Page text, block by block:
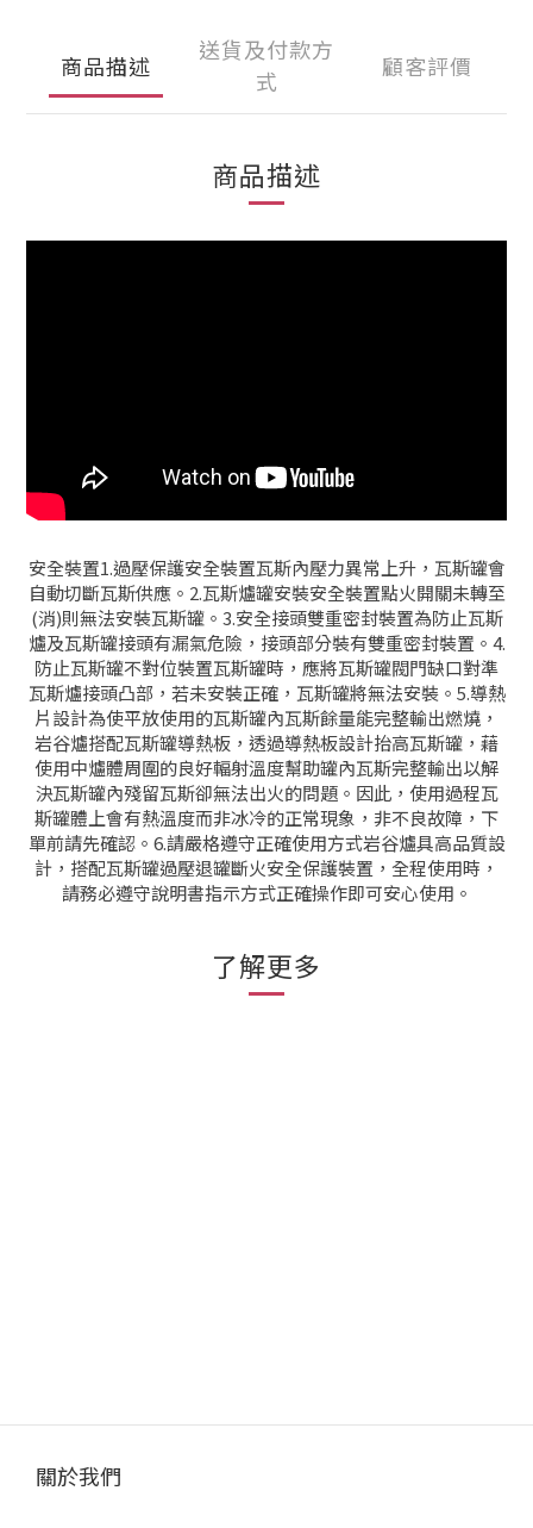
商品描述
送貨及付款方
式
顧客評價
商品描述
安全裝置1.過壓保護安全裝置瓦斯內壓力異常上升，瓦斯罐會
自動切斷瓦斯供應。 2.瓦斯爐罐安裝安全裝置點火開關未轉至
(消)則無法安裝瓦斯罐。 3.安全接頭雙重密封裝置為防止瓦斯
爐及瓦斯罐接頭有漏氣危險，接頭部分裝有雙重密封裝置。 4.
防止瓦斯罐不對位裝置瓦斯罐時，應將瓦斯罐閥門缺口對準
瓦斯爐接頭凸部，若未安裝正確，瓦斯罐將無法安裝。 5.導熱
片設計為使平放使用的瓦斯罐內瓦斯餘量能完整輸出燃燒，
岩谷爐搭配瓦斯罐導熱板，透過導熱板設計抬高瓦斯罐，藉
使用中爐體周圍的良好輻射溫度幫助罐內瓦斯完整輸出以解
決瓦斯罐內殘留瓦斯卻無法出火的問題。因此， 使用過程瓦
斯罐體上會有熱溫度而非冰冷的正常現象，非不良故障，下
單前請先確認。 6.請嚴格遵守正確使用方式岩谷爐具高品質設
計，搭配瓦斯罐過壓退罐斷火安全保護裝置，全程使用時，
請務必遵守說明書指示方式正確操作即可安心使用。
了解更多
關於我們